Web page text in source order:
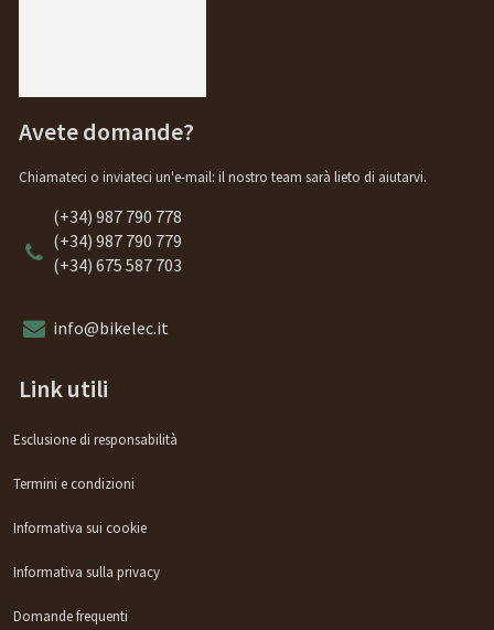
Avete domande?
Chiamateci o inviateci un'e-mail: il nostro team sarà lieto di aiutarvi.
(+34) 987 790 778
(+34) 987 790 779
(+34) 675 587 703
info@bikelec.it
Link utili
Esclusione di responsabilità
Termini e condizioni
Informativa sui cookie
Informativa sulla privacy
Domande frequenti